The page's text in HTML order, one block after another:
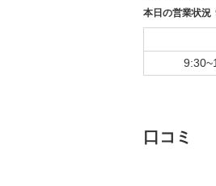
本日の営業状況
口コミ